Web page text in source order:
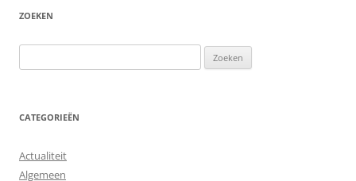
ZOEKEN
naar:
CATEGORIEËN
Actualiteit
Algemeen